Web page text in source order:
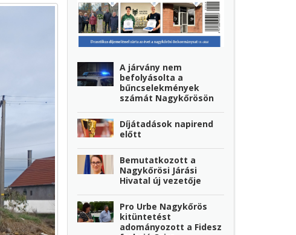
A járvány nem
befolyásolta a
bűncselekmények
számát Nagykőrösön
Díjátadások napirend
előtt
Bemutatkozott a
Nagykőrösi Járási
Hivatal új vezetője
Pro Urbe Nagykőrös
kitüntetést
adományozott a Fidesz